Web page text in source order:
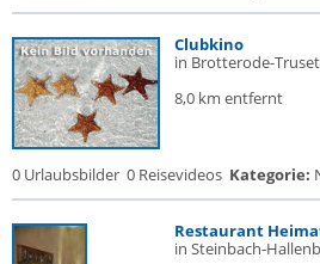
Clubkino
in Brotterode-
8,0 km entfernt
0 Urlaubsbilder 0 Reisevideos Kategorie:
Restaurant
in Steinbach-